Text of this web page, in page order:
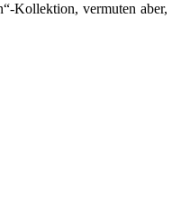
Kollektion, vermuten